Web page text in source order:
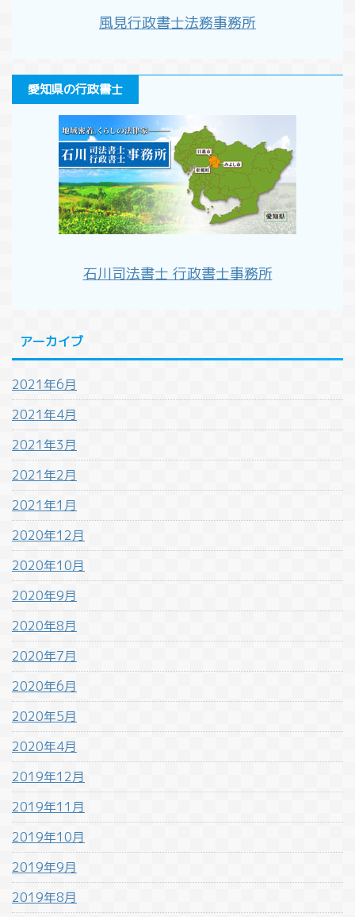
風見行政書士法務事務所
愛知県の行政書士
石川司法書士 行政書士事務所
アーカイブ
2021年6月
2021年4月
2021年3月
2021年2月
2021年1月
2020年12月
2020年10月
2020年9月
2020年8月
2020年7月
2020年6月
2020年5月
2020年4月
2019年12月
2019年11月
2019年10月
2019年9月
2019年8月